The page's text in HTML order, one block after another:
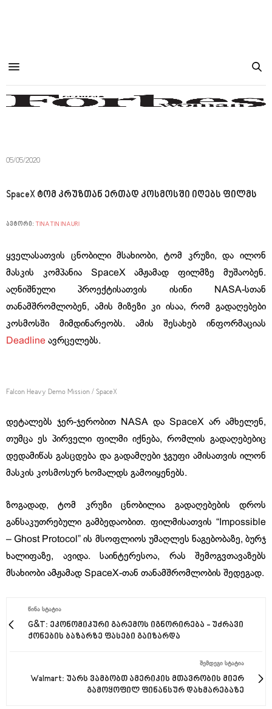
05/05/2020
SpaceX ტომ კრუზთან ერთად კოსმოსში იღებს ფილმს
ავტორი: TINATIN INAURI
ყველასათვის ცნობილი მსახიობი, ტომ კრუზი, და ილონ
მასკის კომპანია SpaceX ამჟამად ფილმზე მუშაობენ.
აღნიშნული პროექტისათვის ისინი NASA-სთან
თანამშრომლობენ, ამის მიზეზი კი ისაა, რომ გადაღებები
კოსმოსში მიმდინარეობს. ამის შესახებ ინფორმაციას
Deadline ავრცელებს.
Falcon Heavy Demo Mission / SpaceX
დეტალებს ჯერ-ჯერობით NASA და SpaceX არ ამხელენ,
თუმცა ეს პირველი ფილმი იქნება, რომლის გადაღებებიც
დედამიწას გასცდება და გადამღები ჯგუფი ამისათვის ილონ
მასკის კოსმოსურ ხომალდს გამოიყენებს.
ზოგადად, ტომ კრუზი ცნობილია გადაღებების დროს
განსაკუთრებული გამბედაობით. ფილმისათვის “Impossible
– Ghost Protocol” ის მსოფლიოს უმაღლეს ნაგებობაზე, ბურჯ
ხალიფაზე, ავიდა. საინტერესოა, რას შემოგვთავაზებს
მსახიობი ამჟამად SpaceX-თან თანამშრომლობის შედეგად.
ᲬᲘᲜᲐ ᲡᲢᲐᲢᲘᲐ
G&T: ეკონომიკური გარემოს იგნორირება - უძრავი
ქონების ბაზარზე ფასები გაიზარდა
ᲨᲔᲛᲓᲔᲒᲘ ᲡᲢᲐᲢᲘᲐ
Walmart: უარს ვამბობთ ამერიკის მთავრობის მიერ
გამოყოფილ ფინანსურ დახმარებაზე